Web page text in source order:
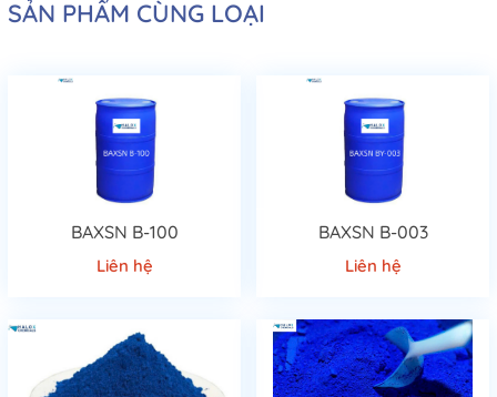
SẢN PHẨM CÙNG LOẠI
BAXSN B-100
Liên hệ
BAXSN B-003
Liên hệ